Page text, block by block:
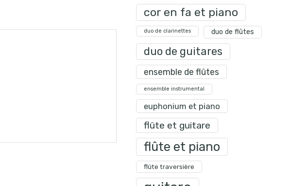
cor en fa et piano
duo de clarinettes duo de flûtes
duo de guitares
ensemble de flûtes
ensemble instrumental
euphonium et piano
flûte et guitare
flûte et piano
flûte traversière